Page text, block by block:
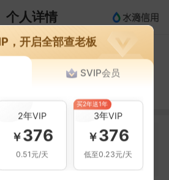
个人详情
关联风险
开庭公告(13条)
提示信息
当前企业(0条)
，开启全部查老板
SVIP会员
2年VIP
￥376
0.51元/天
3年VIP
￥376
低至0.23元/天
买2年送1年